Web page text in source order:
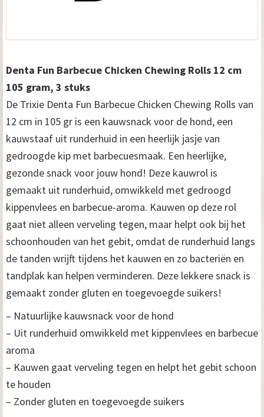
Denta Fun Barbecue Chicken Chewing Rolls 12 cm
105 gram, 3 stuks
De Trixie Denta Fun Barbecue Chicken Chewing Rolls van
12 cm in 105 gr is een kauwsnack voor de hond, een
kauwstaaf uit runderhuid in een heerlijk jasje van
gedroogde kip met barbecuesmaak. Een heerlijke,
gezonde snack voor jouw hond! Deze kauwrol is
gemaakt uit runderhuid, omwikkeld met gedroogd
kippenvlees en barbecue-aroma. Kauwen op deze rol
gaat niet alleen verveling tegen, maar helpt ook bij het
schoonhouden van het gebit, omdat de runderhuid langs
de tanden wrijft tijdens het kauwen en zo bacteriën en
tandplak kan helpen verminderen. Deze lekkere snack is
gemaakt zonder gluten en toegevoegde suikers!
– Natuurlijke kauwsnack voor de hond
– Uit runderhuid omwikkeld met kippenvlees en barbecue
aroma
– Kauwen gaat verveling tegen en helpt het gebit schoon
te houden
– Zonder gluten en toegevoegde suikers